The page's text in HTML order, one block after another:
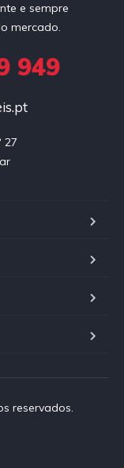
e sempre
mercado.
949
27
reservados.